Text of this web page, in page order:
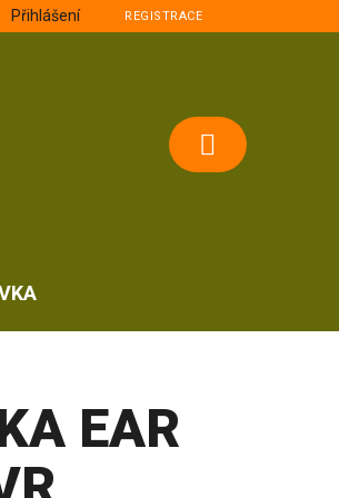
Přihlášení REGISTRACE
NÁKUPNÍ
EAR